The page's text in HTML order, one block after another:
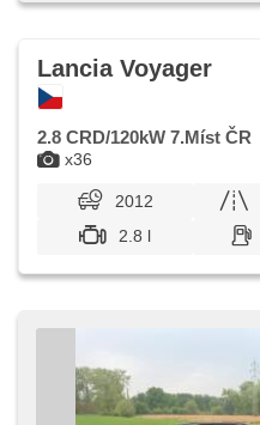
x36
Lancia Voyager
2.8 CRD/120kW 7.Míst ČR
2012
2.8 l